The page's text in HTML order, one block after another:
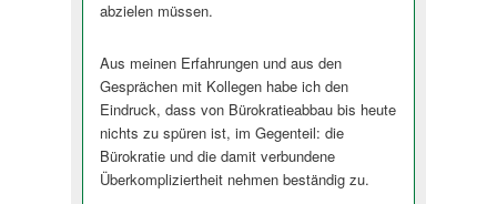
abzielen müssen.
Aus meinen Erfahrungen und aus den
Gesprächen mit Kollegen habe ich den
Eindruck, dass von Bürokratieabbau bis heute
nichts zu spüren ist, im Gegenteil: die
Bürokratie und die damit verbundene
Überkompliziertheit nehmen beständig zu.